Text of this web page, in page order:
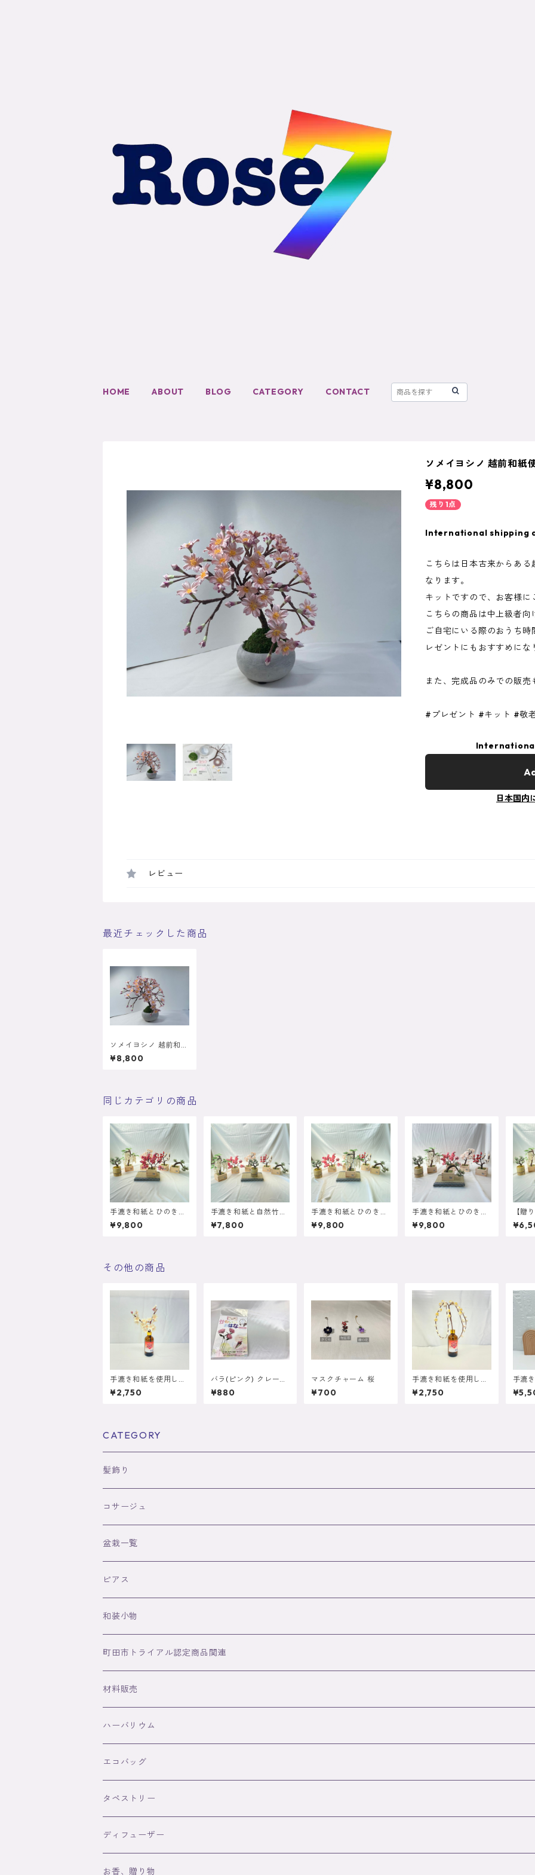
HOME ABOUT BLOG CATEGORY CONTACT
ソメイヨシノ 越前和紙
¥8,800
残り1点
International shipping
こちらは日本古来からあ
なります。
キットですので、お客様に
こちらの商品は中上級者向
ご自宅にいる際のおうち
レゼントにもおすすめにな
また、完成品のみでの販売
#プレゼント #キット #敬
日本国内
レビュー
最近チェックした商品
ソメイヨシノ 越前和紙
使用の本格キット 1
¥8,800
同じカテゴリの商品
手漉き和紙とひのき升
を使用した桃盆栽 大
¥9,800
手漉き和紙と自然竹を
使用した模様木松盆栽
¥7,800
手漉き和紙とひのき升
盆栽を使用した白藤盆
栽 大
¥9,800
手漉き和紙とひのき升
盆栽を使用した半懸崖
松大
¥9,800
【贈
紙と
た紅
その他の商品
手漉き和紙を使用した
桜のディフューザー
¥2,750
バラ(ピンク) クレープ
紙キット
¥880
マスクチャーム 桜
¥700
手漉き和紙を使用した
白梅のディフューザー
¥2,750
手漉
金木
ー
CATEGORY
髪飾り
コサージュ
盆栽一覧
ピアス
和装小物
水引ストラップ
和紙ボールペン
ブローチ
ヘアーアクセサリー
町田市トライアル認定商品関連
関連商品
認定商品
材料販売
ハーバリウム
エコバッグ
タペストリー
ディフューザー
お香、贈り物